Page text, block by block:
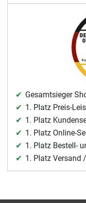
Gesamtsieger
1. Platz Preis-
1. Platz
1. Platz Online-
1. Platz Bestell-
1. Platz Versand